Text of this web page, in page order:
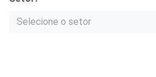
Selecione o setor